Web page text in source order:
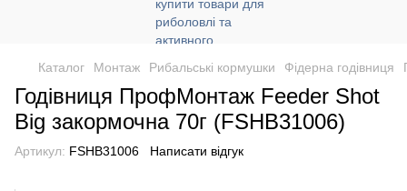
Каталог Монтаж Рибальські кормушки Фідерна годівниця
Годівниця ПрофМонтаж Feeder Shot
Big закормочна 70г (FSHB31006)
Артикул: FSHB31006 Написати відгук